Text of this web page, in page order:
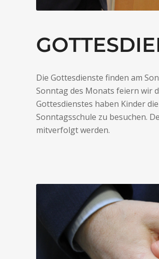
Die Gottesdienste finden am
Sonntag des Monats feiern wir
Gottesdienstes haben Kinder
Sonntagsschule zu besuchen.
mitverfolgt werden.